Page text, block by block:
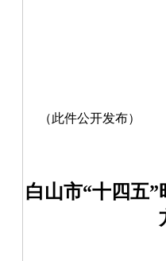
（此件公开发布）
白山市“十四五